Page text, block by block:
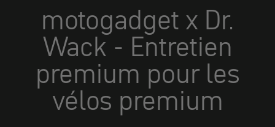
motogadget x Dr.
Wack - Entretien
premium pour les
vélos premium